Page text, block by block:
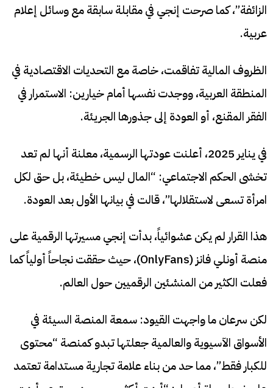
الزائفة”، كما صرحت إنجي في مقابلة سابقة مع وسائل إعلام
عربية.
الظروف المالية تفاقمت، خاصة مع التحديات الاقتصادية في
المنطقة العربية، ووجدت نفسها أمام خيارين: الاستمرار في
الفقر المقنع، أو العودة إلى جذورها الجريئة.
في يناير 2025، أعلنت عودتها الرسمية، معلنة أنها لم تعد
تخشى الحكم الاجتماعي: “المال ليس خطيئة، بل حق لكل
امرأة تسعى لاستقلالها”، قالت في بيانها الأول بعد العودة.
هذا القرار لم يكن عشوائياً، بدأت إنجي مسيرتها الرقمية على
منصة أونلي فانز (OnlyFans)، حيث حققت نجاحاً أولياً كما
فعلت الكثير من المنشئين الرقميين حول العالم.
لكن سرعان ما واجهت القيود: سمعة المنصة السيئة في
الأسواق الآسيوية والعالمية جعلتها تبدو كمنصة “محتوى
للكبار فقط”، مما حد من بناء علامة تجارية مستدامة تعتمد